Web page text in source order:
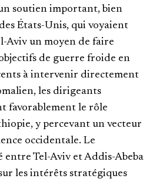
soutien important, bien
États-Unis, qui voyaient
Aviv un moyen de faire
de guerre froide en
à intervenir directement
les dirigeants
favorablement le rôle
y percevant un vecteur
occidentale. Le
Tel-Aviv et Addis-Abeba
les intérêts stratégiques